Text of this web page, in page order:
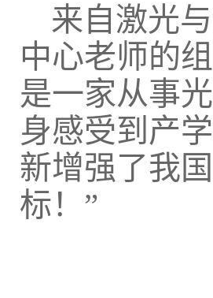
来自激光
中心老师的
是一家从事
身感受到产
新增强了我
标！”